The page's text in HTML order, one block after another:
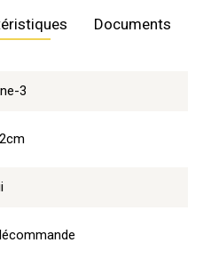
3
Documents